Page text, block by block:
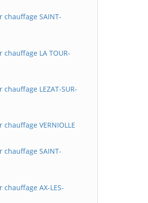
SAINT-
LA TOUR-
LEZAT-SUR-
VERNIOLLE
SAINT-
AX-LES-